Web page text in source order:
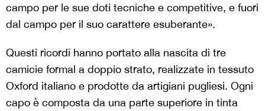
campo per le sue doti tecniche e competitive, e fuori
dal campo per il suo carattere esuberante».
Questi ricordi hanno portato alla nascita di tre
camicie formal a doppio strato, realizzate in tessuto
Oxford italiano e prodotte da artigiani pugliesi. Ogni
capo è composta da una parte superiore in tinta